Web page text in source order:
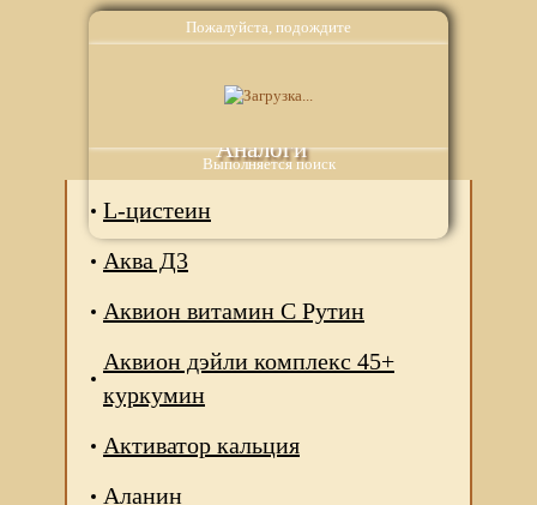
Пожалуйста, подождите
Выполняется поиск
Аналоги
L-цистеин
Аква Д3
Аквион витамин С Рутин
Аквион дэйли комплекс 45+
куркумин
Активатор кальция
Аланин